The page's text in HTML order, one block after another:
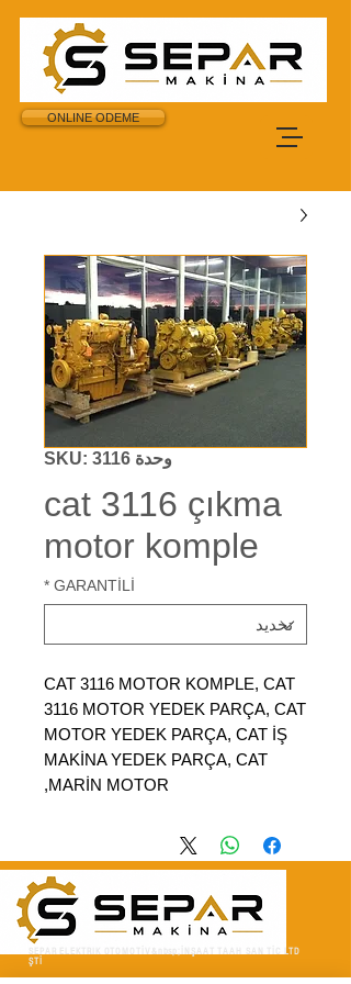
ONLINE ODEME
وحدة SKU: 3116
cat 3116 çıkma
motor komple
GARANTİLİ
*
CAT 3116 MOTOR KOMPLE, CAT
3116 MOTOR YEDEK PARÇA, CAT
MOTOR YEDEK PARÇA, CAT İŞ
MAKİNA YEDEK PARÇA, CAT
MARİN MOTOR,
SEPAR ELEKTRIK OTOMOTİV&nbsp;İNŞAAT TAAH SAN TİC LTD
ŞTİ